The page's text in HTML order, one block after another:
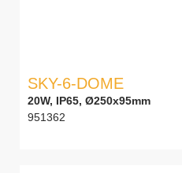
SKY-6-DOME
20W, IP65, Ø250x95mm
951362